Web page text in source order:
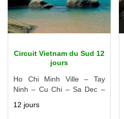
Circuit Vietnam du Sud 12
jours
Ho Chi Minh Ville – Tay
Ninh – Cu Chi – Sa Dec –
Cao Lanh – Dalat – Buon
12 jours